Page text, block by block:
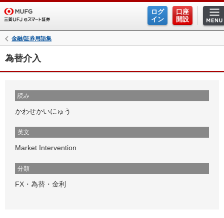
ログ
イン
口座
開設
金融/証券用語集
為替介入
読み
かわせかいにゅう
英文
Market Intervention
分類
FX・為替・金利